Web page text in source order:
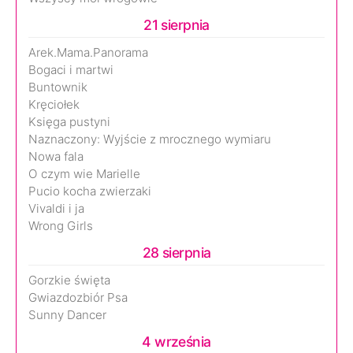
21 sierpnia
Arek.Mama.Panorama
Bogaci i martwi
Buntownik
Kręciołek
Księga pustyni
Naznaczony: Wyjście z mrocznego wymiaru
Nowa fala
O czym wie Marielle
Pucio kocha zwierzaki
Vivaldi i ja
Wrong Girls
28 sierpnia
Gorzkie święta
Gwiazdozbiór Psa
Sunny Dancer
4 września